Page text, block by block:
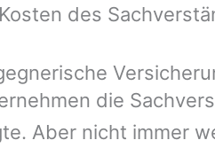
des
die
Aber nicht immer